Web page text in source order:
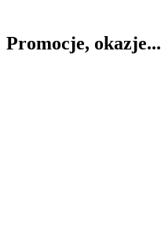
Promocje, okazje...